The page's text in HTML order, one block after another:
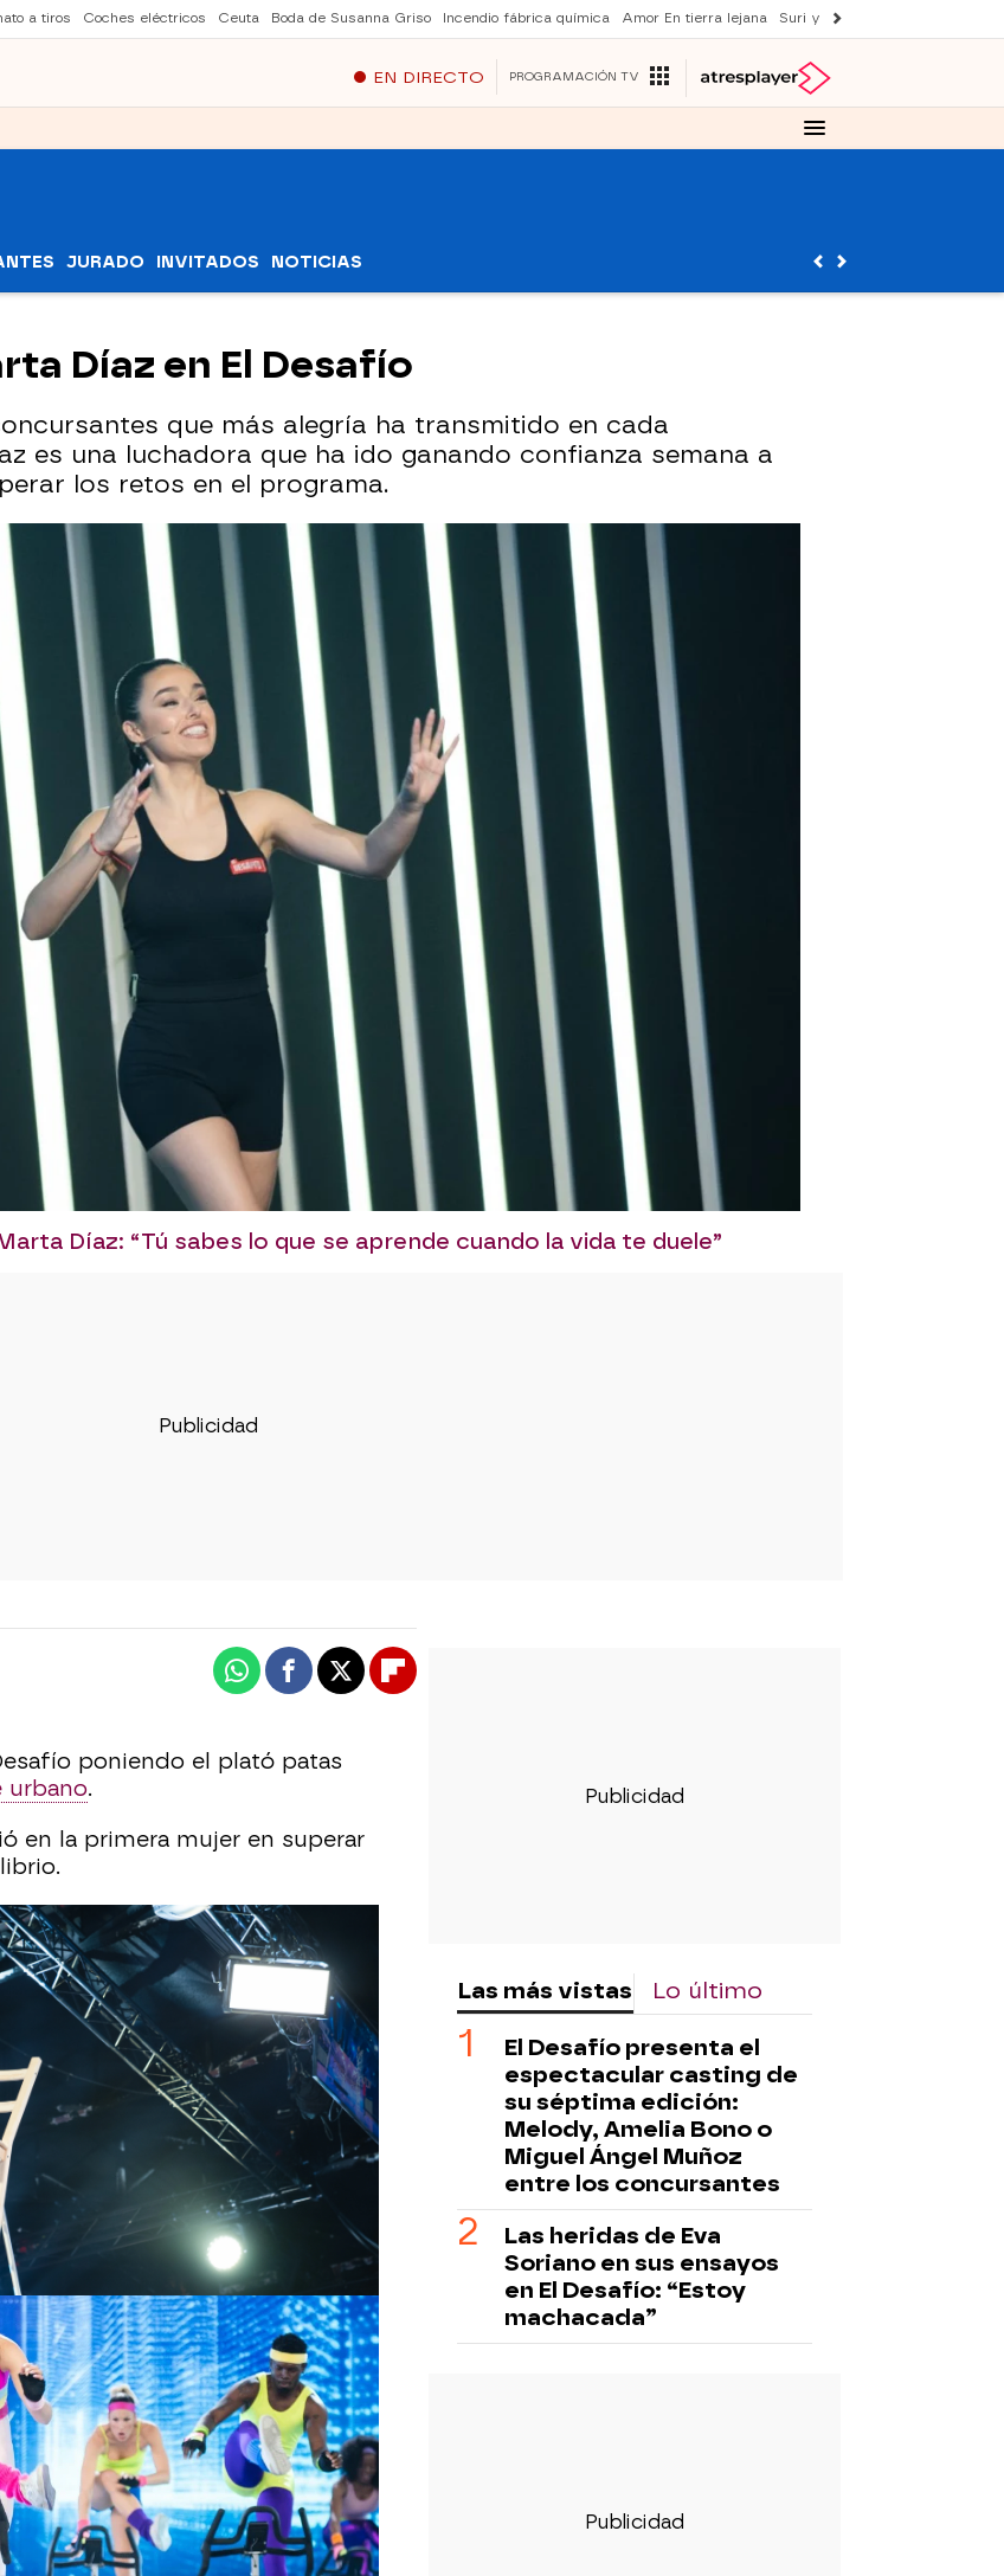
a tiros Coches eléctricos Ceuta Boda de Susanna Griso Incendio fábrica química Amor En tierra lejana Suri y Tom Cruise
EN DIRECTO PROGRAMACIÓN TV
JURADO INVITADOS NOTICIAS
Díaz en El Desafío
que más alegría ha transmitido en cada
es una luchadora que ha ido ganando confianza semana a
los retos en el programa.
Díaz: “Tú sabes lo que se aprende cuando la vida te duele”
WhatsappFacebook
X Flipboard
poniendo el plató patas
urbano.
en la primera mujer en superar
yno superó el 1:11 en
flamenco junto a Omar
la Llama del amor en el cuarto
guerrero
frente a Mar Flores en
la presión pudieron con Marta
la exmodelo.
subida sobre la bici estática
baile en el programa.
en el séptimo programa en el
elBig Piano con los pies.
fue en El Puente. Una prueba
récord ante Marta Díaz.
pasó una de las peores
le sirvió para brillar en una
red.
Las más vistas Lo último
El Desafío presenta el
espectacular casting de
su séptima edición:
Melody, Amelia Bono o
Miguel Ángel Muñoz
entre los concursantes
Las heridas de Eva
Soriano en sus ensayos
en El Desafío: “Estoy
machacada”